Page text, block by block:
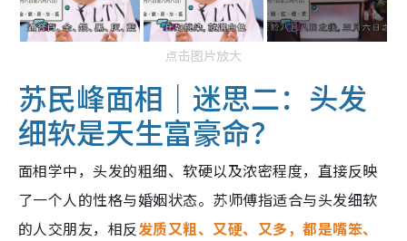
点击图片放大
苏民峰面相｜迷思二：头发
细软是天生富豪命？
面相学中，头发的粗细、软硬以及浓密程度，直接反映
了一个人的性格与婚姻状态。苏师傅指适合与头发细软
的人交朋友，相反发质又粗、又硬、又多，都是嘴笨、